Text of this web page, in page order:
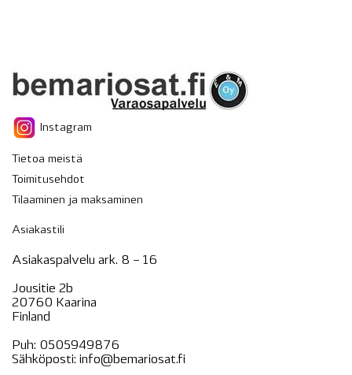
Instagram
Tietoa meistä
Toimitusehdot
Tilaaminen ja maksaminen
Asiakastili
Asiakaspalvelu ark. 8 – 16
Jousitie 2b
20760 Kaarina
Finland
Puh: 0505949876
Sähköposti: info@bemariosat.fi